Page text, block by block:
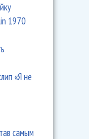
1970
«Я не
самым